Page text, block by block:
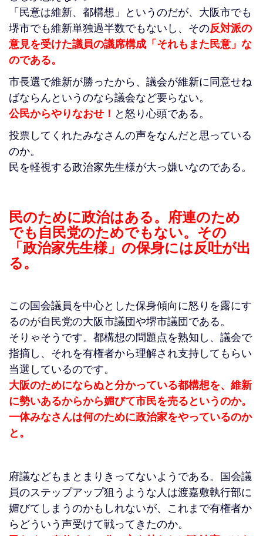
「民意は維新、都構想」というのだが、大阪市でも
堺市でも維新単独過半数でもないし、その反対派の
意見を受けた議員の議席構成「それもまた民意」な
のである。
市長選で維新が勝ったから、議会が維新に同意せね
ばならんというのなら議会など要らない。
公民からやりなおせ！ と怒り心頭である。
投票してくれたみなさんの声をなんだと思っている
のか。
民を軽視する政治家先生様が大っ嫌いなのである。
民のために政治はある。府連のため
でも自民党のためでもない。その
「政治家先生様」の保身には反吐が出
る。
この国会議員を中心とした保身傾向に怒りを露にす
るのが自民党の大阪市議団や堺市議団である。
そりゃそうです。都構想の問題点を熟知し、議会で
指摘し、それを有権者から理解され支持してもらい
当選しているのです。
大阪のためにならぬと分かっている都構想を、維新
に勢いあるからから媚びて市民を売るというのか。
一体みなさんは何のために政治家をやっているのか
と。
府議などもまとまりきってないようである。国会議
員のステップアップ狙うような人は渡嘉敷執行部に
媚びてしまうのかもしれないが、これまで有権者か
らどういう声受けて戦ってきたのか。